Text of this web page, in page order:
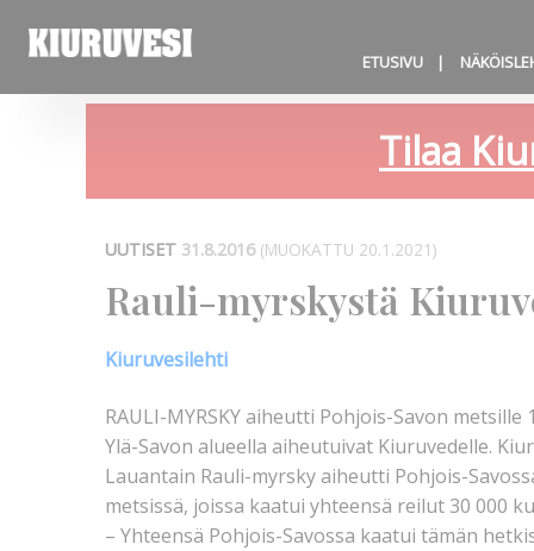
ETUSIVU
Tilaa
UUTISET 31.8.2016 (MUOKATTU 20.1.2021)
Rauli-myrskystä
Kiuruvesilehti
RAULI-MYRSKY aiheutti Pohjois-Savon
Ylä-Savon alueella aiheutuivat Kiuruvedelle.
Lauantain Rauli-myrsky aiheutti Pohjois-
metsissä, joissa kaatui yhteensä reilut 30 000
– Yhteensä Pohjois-Savossa kaatui tämän